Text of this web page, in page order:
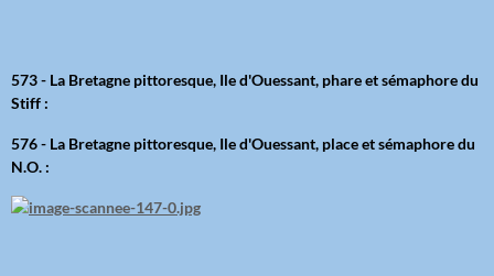
573 - La Bretagne pittoresque, Ile d'Ouessant, phare et sémaphore du
Stiff :
576 - La Bretagne pittoresque, Ile d'Ouessant, place et sémaphore du
N.O. :